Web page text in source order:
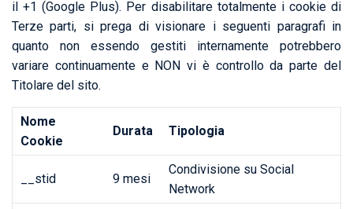
il +1 (Google Plus). Per disabilitare totalmente i cookie di
Terze parti, si prega di visionare i seguenti paragrafi in
quanto non essendo gestiti internamente potrebbero
variare continuamente e NON vi è controllo da parte del
Titolare del sito.
Nome
Cookie
Durata Tipologia
__stid 9 mesi
Condivisione su Social
Network